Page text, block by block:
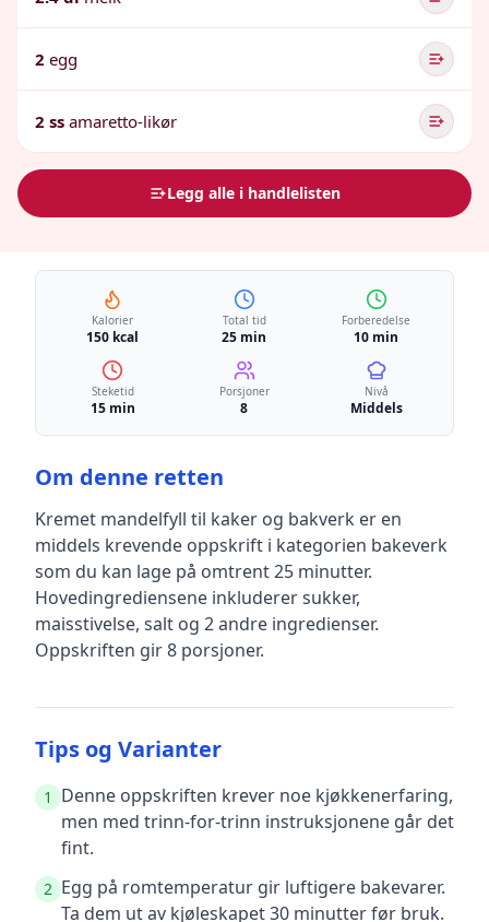
2 egg
2 ss amaretto-likør
Legg alle i handlelisten
Kalorier
150 kcal
Total tid
25 min
Forberedelse
10 min
Steketid
15 min
Porsjoner
8
Nivå
Middels
Om denne retten
Kremet mandelfyll til kaker og bakverk er en
middels krevende oppskrift i kategorien bakeverk
som du kan lage på omtrent 25 minutter.
Hovedingrediensene inkluderersukker,
maisstivelse, salt og 2 andre ingredienser.
Oppskriften gir8 porsjoner.
Tips og Varianter
1
Denne oppskriften krever noe kjøkkenerfaring,
men med trinn-for-trinn instruksjonene går det
fint.
2 Egg på romtemperatur gir luftigere bakevarer.
Ta dem ut av kjøleskapet 30 minutter før bruk.